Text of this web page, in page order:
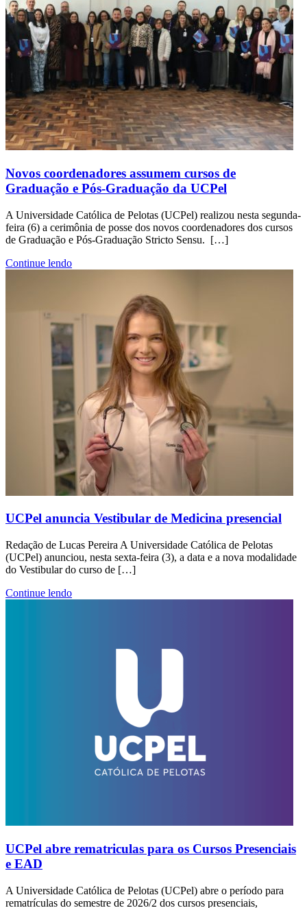
Novos coordenadores assumem cursos de
Graduação e Pós-Graduação da UCPel
A Universidade Católica de Pelotas (UCPel) realizou nesta segunda-
feira (6) a cerimônia de posse dos novos coordenadores dos cursos
de Graduação e Pós-Graduação Stricto Sensu. […]
Continue lendo
UCPel anuncia Vestibular de Medicina presencial
Redação de Lucas Pereira A Universidade Católica de Pelotas
(UCPel) anunciou, nesta sexta-feira (3), a data e a nova modalidade
do Vestibular do curso de […]
Continue lendo
UCPel abre rematriculas para os Cursos Presenciais
e EAD
A Universidade Católica de Pelotas (UCPel) abre o período para
rematrículas do semestre de 2026/2 dos cursos presenciais,